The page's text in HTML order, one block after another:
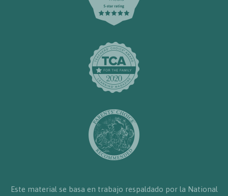
Este material se basa en trabajo respaldado por la National